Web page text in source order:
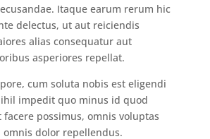
Itaque earum rerum hic
delectus, ut aut reiciendis
alias consequatur aut
asperiores repellat.
cum soluta nobis est eligendi
impedit quo minus id quod
facere possimus, omnis voluptas
omnis dolor repellendus.